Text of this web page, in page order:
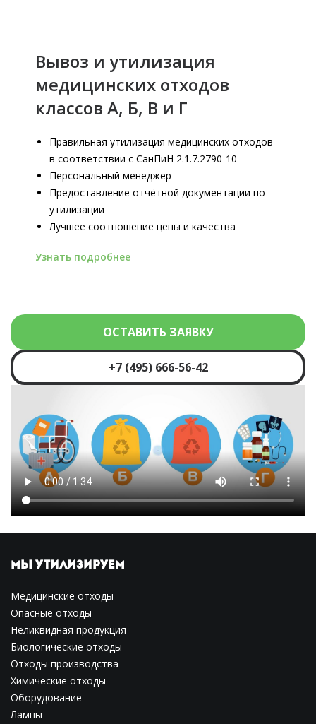
Вывоз и утилизация
медицинских отходов
классов А, Б, В и Г
Правильная утилизация медицинских отходов
в соответствии с СанПиН 2.1.7.2790-10
Персональный менеджер
Предоставление отчётной документации по
утилизации
Лучшее соотношение цены и качества
Узнать подробнее
ОСТАВИТЬ ЗАЯВКУ
+7 (495) 666-56-42
МЫ УТИЛИЗИРУЕМ
Медицинские отходы
Опасные отходы
Неликвидная продукция
Биологические отходы
Отходы производства
Химические отходы
Оборудование
Лампы